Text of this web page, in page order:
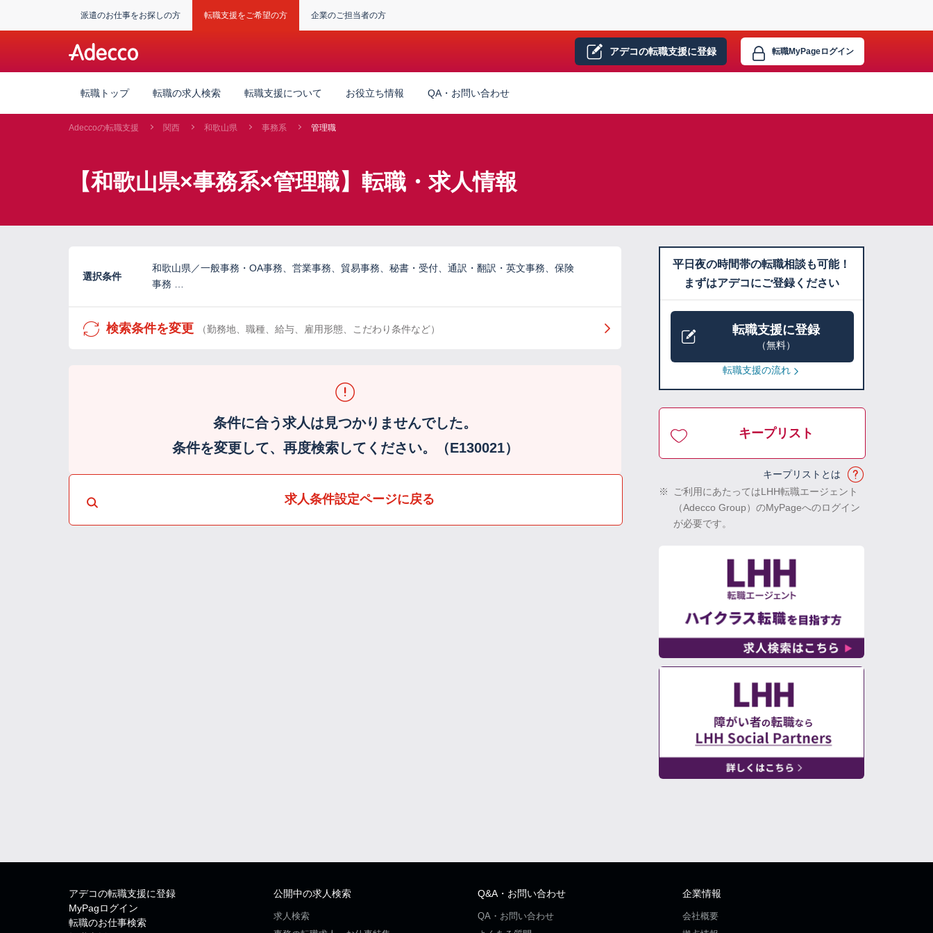
派遣のお仕事をお探しの方 転職支援をご希望の方 企業のご担当者の方
アデコの転職支援に登録 転職MyPageログイン
転職トップ 転職の求人検索 転職支援について お役立ち情報 QA・お問い合わせ
Adeccoの転職支援 関西 和歌山県 事務系 管理職
【和歌山県×事務系×管理職】転職・求人情報
選択条件
和歌山県／一般事務・OA事務、営業事務、貿易事務、秘書・受付、通訳・翻訳・英文事務、保険
事務 …
検索条件を変更 （勤務地、職種、給与、雇用形態、こだわり条件など）
条件に合う求人は見つかりませんでした。
条件を変更して、再度検索してください。（E130021）
求人条件設定ページに戻る
平日夜の時間帯の転職相談も可能！
まずはアデコにご登録ください
転職支援に登録
（無料）
転職支援の流れ
キープリスト
キープリストとは
※
ご利用にあたってはLHH転職エージェント
（Adecco Group）のMyPageへのログイン
が必要です。
アデコの転職支援に登録
MyPagログイン
転職のお仕事検索
公開中の求人検索
求人検索
Q&A・お問い合わせ
QA・お問い合わせ
企業情報
会社概要